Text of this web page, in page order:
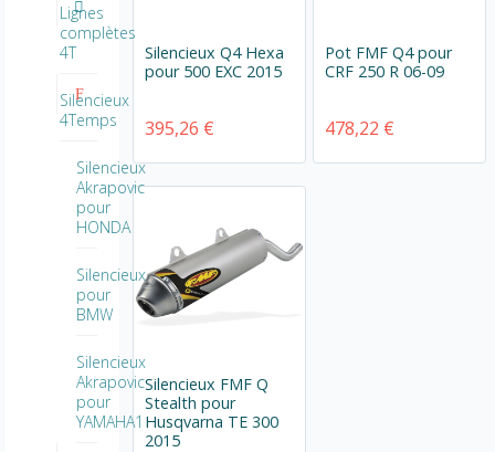
Silencieux Q4 Hexa
pour 500 EXC 2015
395,26 €
Pot FMF Q4 pour
CRF 250 R 06-09
478,22 €
Silencieux FMF Q
Stealth pour
Husqvarna TE 300
2015
Lignes
complètes
4T
Silencieux
4Temps
Silencieux
Akrapovic
pour
HONDA
Silencieux
pour
BMW
Silencieux
Akrapovic
pour
YAMAHA1